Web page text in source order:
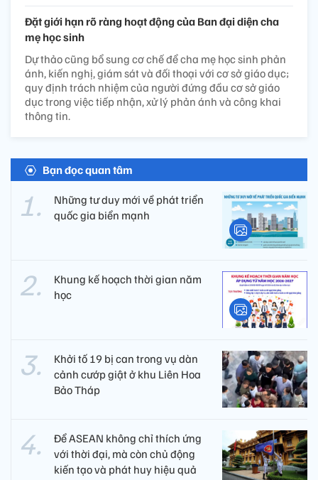
Đặt giới hạn rõ ràng hoạt động của Ban đại diện cha
mẹ học sinh
Dự thảo cũng bổ sung cơ chế để cha mẹ học sinh phản
ánh, kiến nghị, giám sát và đối thoại với cơ sở giáo dục;
quy định trách nhiệm của người đứng đầu cơ sở giáo
dục trong việc tiếp nhận, xử lý phản ánh và công khai
thông tin.
Bạn đọc quan tâm
Những tư duy mới về phát triển
quốc gia biển mạnh
Khung kế hoạch thời gian năm
học
Khởi tố 19 bị can trong vụ dàn
cảnh cướp giật ở khu Liên Hoa
Bảo Tháp
Để ASEAN không chỉ thích ứng
với thời đại, mà còn chủ động
kiến tạo và phát huy hiệu quả